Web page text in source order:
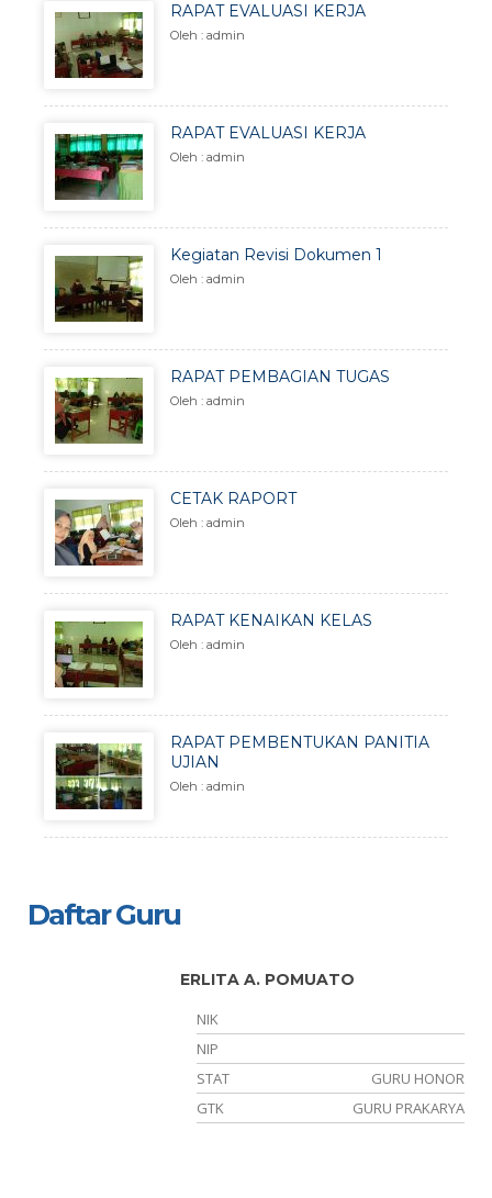
RAPAT EVALUASI KERJA
Oleh : admin
RAPAT EVALUASI KERJA
Oleh : admin
Kegiatan Revisi Dokumen 1
Oleh : admin
RAPAT PEMBAGIAN TUGAS
Oleh : admin
CETAK RAPORT
Oleh : admin
RAPAT KENAIKAN KELAS
Oleh : admin
RAPAT PEMBENTUKAN PANITIA
UJIAN
Oleh : admin
Daftar Guru
ERLITA A. POMUATO
NIK
NIP
STAT
GURU HONOR
GTK
GURU PRAKARYA